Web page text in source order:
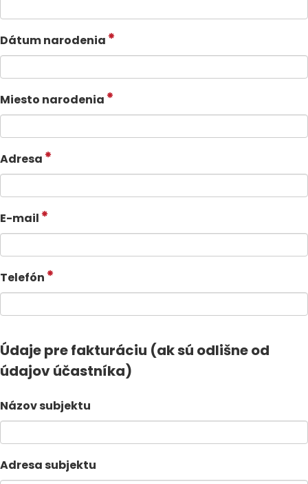
Dátum narodenia
Miesto narodenia
Adresa
E-mail
Telefón
Údaje pre fakturáciu (ak sú odlišne od
údajov účastníka)
Názov subjektu
Adresa subjektu